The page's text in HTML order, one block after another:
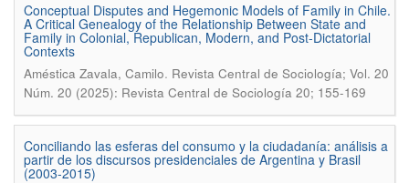
Conceptual Disputes and Hegemonic Models of Family in Chile.
A Critical Genealogy of the Relationship Between State and
Family in Colonial, Republican, Modern, and Post-Dictatorial
Contexts
Améstica Zavala, Camilo. Revista Central de Sociología; Vol. 20
Núm. 20 (2025): Revista Central de Sociología 20; 155-169
Conciliando las esferas del consumo y la ciudadanía: análisis a
partir de los discursos presidenciales de Argentina y Brasil
(2003-2015)